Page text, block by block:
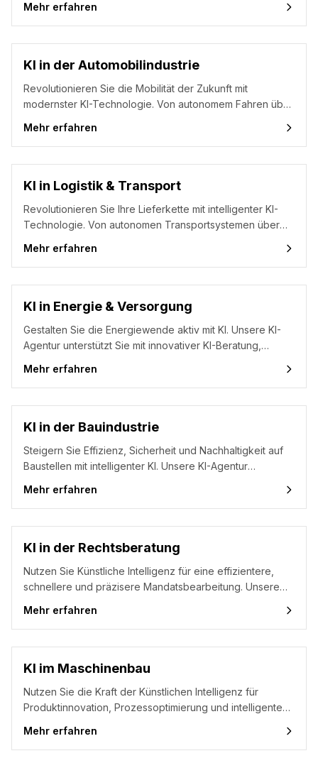
effizienten Verwaltungsprozessen – verbessern Sie
Behandlungsergebnisse bei optimierter
Ressourcennutzung.
Mehr erfahren
KI in der Automobilindustrie
Revolutionieren Sie die Mobilität der Zukunft mit
modernster KI-Technologie. Von autonomem Fahren über
personalisierten Fahrerlebnissen – unsere KI-Agentur
begleitet Sie mit KI-Beratung, KI-Seminaren und KI-
Workshops in die digitale Transformation der
Automobilindustrie.
Mehr erfahren
KI in Logistik & Transport
Revolutionieren Sie Ihre Lieferkette mit intelligenter KI-
Technologie. Von autonomen Transportsystemen über
Wartung – unsere KI-Agentur unterstützt Sie mit KI-
Beratung, KI-Seminaren und KI-Workshops bei der
digitalen Transformation Ihrer Logistik- und
Transportprozesse.
Mehr erfahren
KI in Energie & Versorgung
Gestalten Sie die Energiewende aktiv mit KI. Unsere KI-
Agentur unterstützt Sie mit innovativer KI-Beratung,
Digitalisierung Ihrer Energie- und Versorgungsprozesse –
von intelligenten Stromnetzen bis hin zu nachhaltigem
Energiemanagement.
Mehr erfahren
KI in der Bauindustrie
Steigern Sie Effizienz, Sicherheit und Nachhaltigkeit auf
Baustellen mit intelligenter KI. Unsere KI-Agentur
praxisnahen KI-Seminaren und hands-on KI-Workshops –
von der Planung über die Ausführung bis zur
Betriebsphase.
Mehr erfahren
KI in der Rechtsberatung
Nutzen Sie Künstliche Intelligenz für eine effizientere,
schnellere und präzisere Mandatsbearbeitung. Unsere
Beratung, praxisnahen KI-Seminaren und hands-on KI-
Workshops – vom digitalen Dokumentenmanagement bis
zur intelligenten Fallanalyse.
Mehr erfahren
KI im Maschinenbau
Nutzen Sie die Kraft der Künstlichen Intelligenz für
Produktinnovation, Prozessoptimierung und intelligente
praxisnaher KI-Beratung, KI-Seminaren und KI-Workshops
– maßgeschneidert für den Maschinenbau.
Mehr erfahren